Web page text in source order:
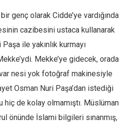
genç olarak Cidde’ye vardığında
cazibesini ustaca kullanarak
ile yakınlık kurmayı
Mekke’ye gidecek, orada
nesi yok fotoğraf makinesiyle
Osman Nuri Paşa’dan istediği
hiç de kolay olmamıştı. Müslüman
önünde İslami bilgileri sınanmış,